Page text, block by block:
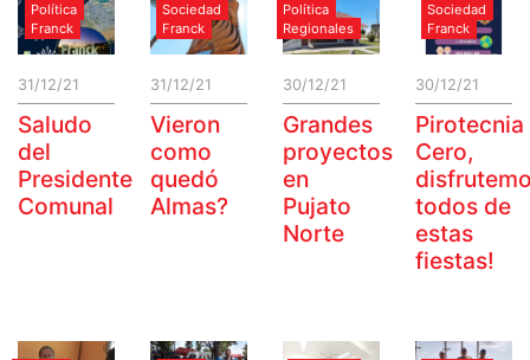
Política
Franck
31/12/21
Saludo
del
Presidente
Comunal
Sociedad
Franck
31/12/21
Vieron
como
quedó
Almas?
Política
Regionales
30/12/21
Grandes
proyectos
en
Pujato
Norte
Sociedad
Franck
30/12/21
Pirotecnia
Cero,
todos de
estas
fiestas!